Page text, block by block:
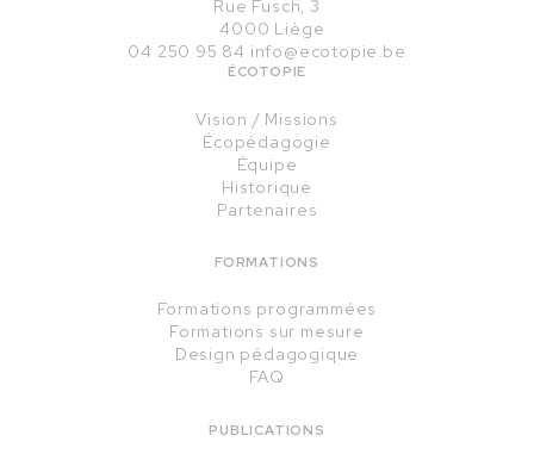
Rue Fusch, 3
4000 Liège
04 250 95 84 info@ecotopie.be
ÉCOTOPIE
Vision / Missions
Écopédagogie
Équipe
Historique
Partenaires
FORMATIONS
Formations programmées
Formations sur mesure
Design pédagogique
FAQ
PUBLICATIONS